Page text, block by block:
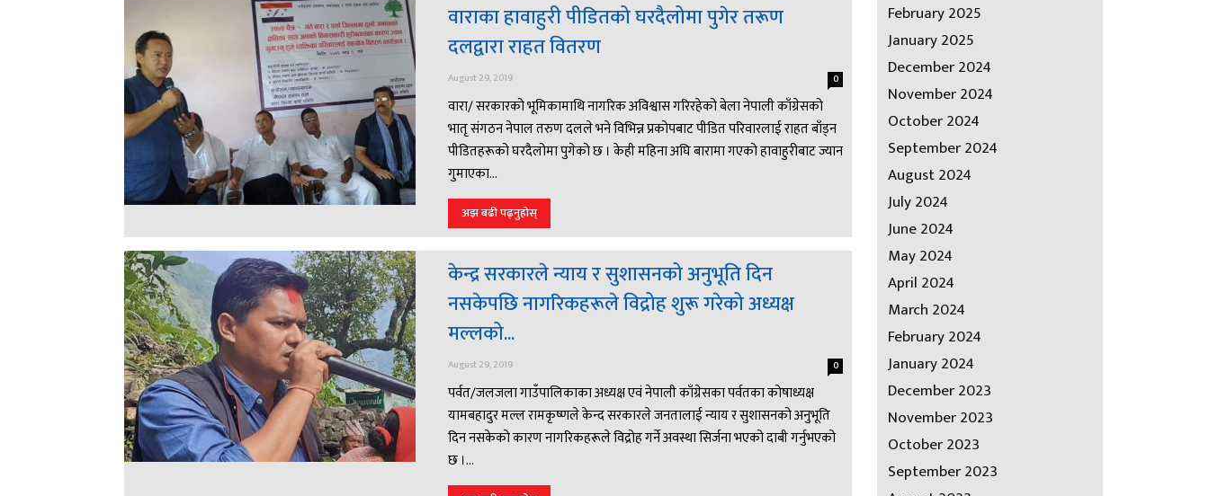
वाराका हावाहुरी पीडितको घरदैलोमा पुगेर तरूण
दलद्वारा राहत वितरण
August 29, 2019 0
वारा/ सरकारको भूमिकामाथि नागरिक अविश्वास गरिरहेको बेला नेपाली काँग्रेसको
भातृ संगठन नेपाल तरुण दलले भने विभिन्न प्रकोपबाट पीडित परिवारलाई राहत बाँड्न
पीडितहरूको घरदैलोमा पुगेको छ । केही महिना अघि बारामा गएको हावाहुरीबाट ज्यान
गुमाएका...
अझ बढी पढ्नुहोस्
केन्द्र सरकारले न्याय र सुशासनको अनुभूति दिन
नसकेपछि नागरिकहरूले विद्रोह शुरू गरेको अध्यक्ष
मल्लको...
August 29, 2019 0
पर्वत/जलजला गाउँपालिकाका अध्यक्ष एवं नेपाली काँग्रेसका पर्वतका कोषाध्यक्ष
यामबहादुर मल्ल रामकृष्णले केन्द सरकारले जनतालाई न्याय र सुशासनको अनुभूति
दिन नसकेको कारण नागरिकहरूले विद्रोह गर्ने अवस्था सिर्जना भएको दाबी गर्नुभएको
छ ।...
February 2025
January 2025
December 2024
November 2024
October 2024
September 2024
August 2024
July 2024
June 2024
May 2024
April 2024
March 2024
February 2024
January 2024
December 2023
November 2023
October 2023
September 2023